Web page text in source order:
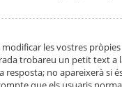
les vostres
trobareu un petit text
resposta; no apareixerà